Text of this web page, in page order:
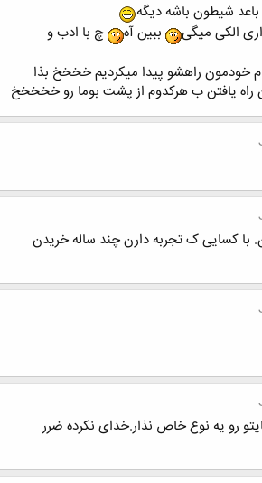
شیطون باشه دیگه
الکی میگی
ببین آه
چ با ادب و
خودمون راهشو پیدا میکردیم خخخخ بذا
راه یافتن ب هرکدوم از پشت بوما رو خخخخخ
کسایی ک تجربه دارن چند ساله خریدن
رو یه نوع خاص نذار.خدای نکرده ضرر